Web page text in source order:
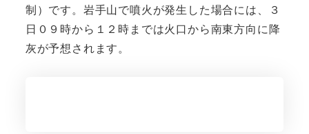
制）です。岩手山で噴火が発生した場合には、３
日０９時から１２時までは火口から南東方向に降
灰が予想されます。